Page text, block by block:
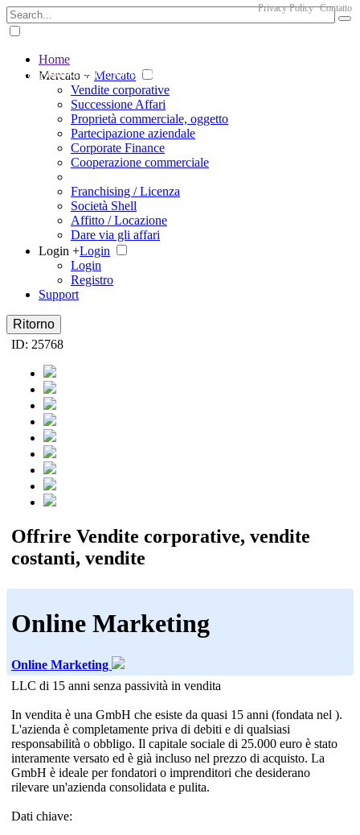
The big marketplace for business
Privacy Policy Contatto
Home
Mercato + Mercato
Vendite corporative
Successione Affari
Proprietà commerciale, oggetto
Partecipazione aziendale
Corporate Finance
Cooperazione commerciale
Franchising / Licenza
Società Shell
Affitto / Locazione
Dare via gli affari
Login +Login
Login
Registro
Support
Ritorno
ID: 25768
Offrire Vendite corporative, vendite
costanti, vendite
Online Marketing
Online Marketing
LLC di 15 anni senza passività in vendita
In vendita è una GmbH che esiste da quasi 15 anni (fondata nel ).
L'azienda è completamente priva di debiti e di qualsiasi
responsabilità o obbligo. Il capitale sociale di 25.000 euro è stato
interamente versato ed è già incluso nel prezzo di acquisto. La
GmbH è ideale per fondatori o imprenditori che desiderano
rilevare un'azienda consolidata e pulita.
Dati chiave: